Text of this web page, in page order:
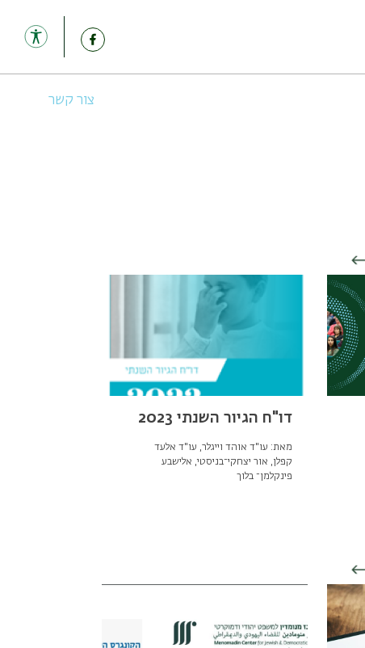
צור קשר
דו"ח הגיור השנתי 2023
מאת: עו"ד אוהד וייגלר, עו"ד אלעד
קפלן, אור יצחקי־בניסטי, אלישבע
פינקלמן־ בלוך